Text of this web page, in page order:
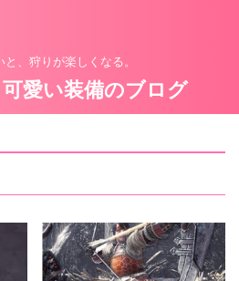
と、狩りが楽しくなる。
愛い装備のブログ